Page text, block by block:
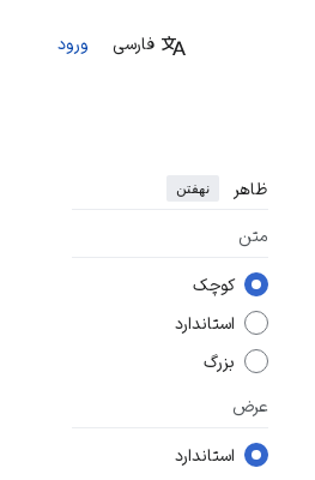
فارسی ورود
ظاهر نهفتن
متن
کوچک
استاندارد
بزرگ
عرض
استاندارد